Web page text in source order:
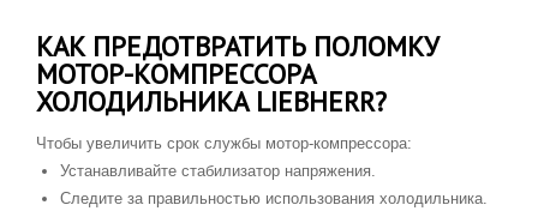
КАК ПРЕДОТВРАТИТЬ ПОЛОМКУ
МОТОР-КОМПРЕССОРА
ХОЛОДИЛЬНИКА LIEBHERR?
Чтобы увеличить срок службы мотор-компрессора:
Устанавливайте стабилизатор напряжения.
Следите за правильностью использования холодильника.